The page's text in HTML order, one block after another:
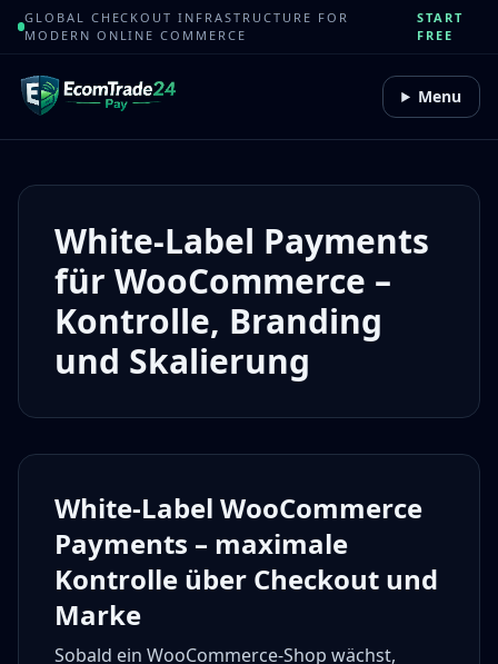
GLOBAL CHECKOUT INFRASTRUCTURE FOR
MODERN ONLINE COMMERCE
START
FREE
Menu
White-Label Payments
für WooCommerce –
Kontrolle, Branding
und Skalierung
White-Label WooCommerce
Payments – maximale
Kontrolle über Checkout und
Marke
Sobald ein WooCommerce-Shop wächst,